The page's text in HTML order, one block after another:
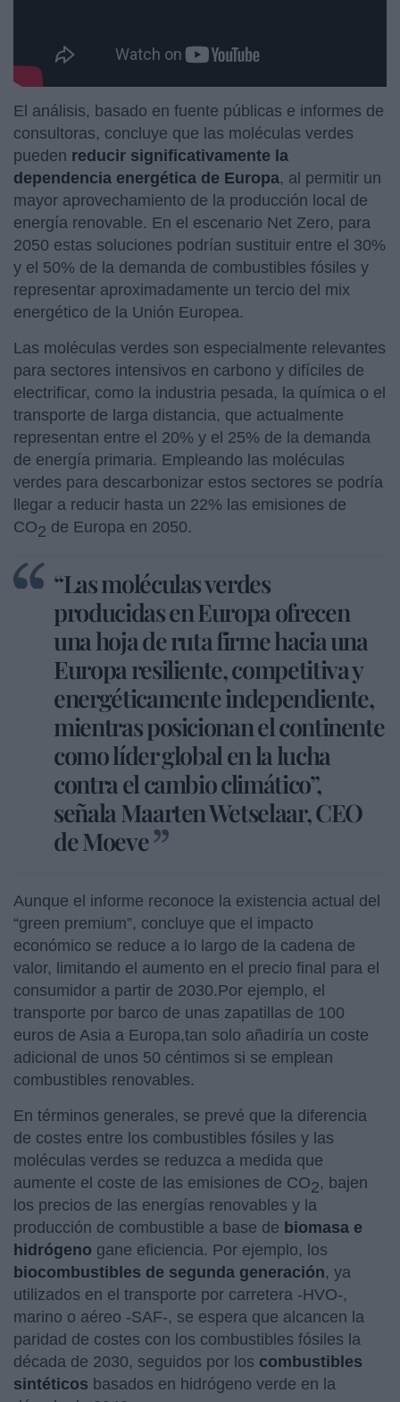
El análisis, basado en fuente públicas e informes de
consultoras, concluye que las moléculas verdes
pueden reducir significativamente la
dependencia energética de Europa, al permitir un
mayor aprovechamiento de la producción local de
energía renovable. En el escenario Net Zero, para
2050 estas soluciones podrían sustituir entre el 30%
y el 50% de la demanda de combustibles fósiles y
representar aproximadamente un tercio del mix
energético de la Unión Europea.
Las moléculas verdes son especialmente relevantes
para sectores intensivos en carbono y difíciles de
electrificar, como la industria pesada, la química o el
transporte de larga distancia, que actualmente
representan entre el 20% y el 25% de la demanda
de energía primaria. Empleando las moléculas
verdes para descarbonizar estos sectores se podría
llegar a reducir hasta un 22% las emisiones de
CO2 de Europa en 2050.
“Las moléculas verdes
producidas en Europa ofrecen
una hoja de ruta firme hacia una
Europa resiliente, competitiva y
energéticamente independiente,
mientras posicionan el continente
como líder global en la lucha
contra el cambio climático”,
señala Maarten Wetselaar, CEO
de Moeve
Aunque el informe reconoce la existencia actual del
“green premium”, concluye que el impacto
económico se reduce a lo largo de la cadena de
valor, limitando el aumento en el precio final para el
consumidor a partir de 2030.Por ejemplo, el
transporte por barco de unas zapatillas de 100
euros de Asia a Europa,tan solo añadiría un coste
adicional de unos 50 céntimos si se emplean
combustibles renovables.
En términos generales, se prevé que la diferencia
de costes entre los combustibles fósiles y las
moléculas verdes se reduzca a medida que
aumente el coste de las emisiones de CO2, bajen
los precios de las energías renovables y la
producción de combustible a base de biomasa e
hidrógeno gane eficiencia. Por ejemplo, los
biocombustibles de segunda generación, ya
utilizados en el transporte por carretera -HVO-,
marino o aéreo -SAF-, se espera que alcancen la
paridad de costes con los combustibles fósiles la
década de 2030, seguidos por los combustibles
sintéticos basados en hidrógeno verde en la